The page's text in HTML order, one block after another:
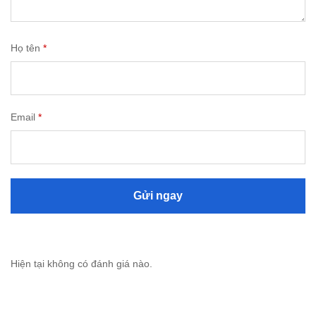
Họ tên *
Email *
Hiện tại không có đánh giá nào.